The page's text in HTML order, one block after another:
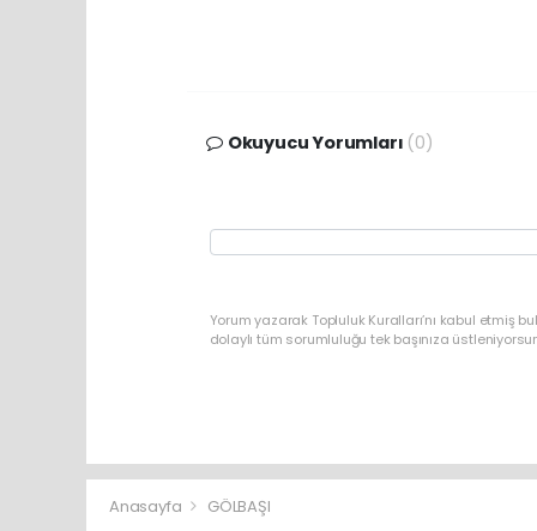
Okuyucu Yorumları (0)
Yorum yazarak Topluluk Kuralları’nı kabul etmiş
dolaylı tüm sorumluluğu tek başınıza
Anasayfa GÖLBAŞI